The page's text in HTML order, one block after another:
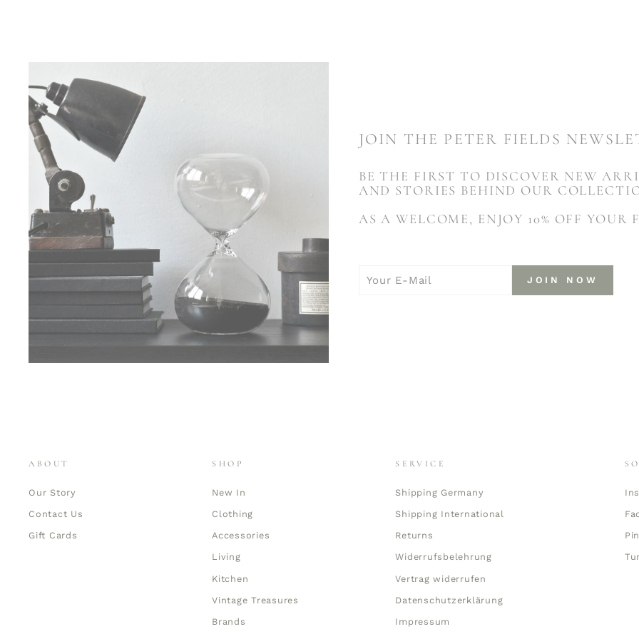
JOIN THE PETER FIELDS
BE THE FIRST TO DISCOVER NEW
AND STORIES BEHIND OUR
AS A WELCOME, ENJOY 10% OFF YOUR
E-
NOW
JOIN NOW
ABOUT
Our Story
Contact Us
Gift Cards
SHOP
New In
Clothing
Accessories
Living
Kitchen
Vintage Treasures
Brands
SERVICE
Shipping Germany
Shipping International
Returns
Widerrufsbelehrung
Vertrag widerrufen
Datenschutzerklärung
Impressum